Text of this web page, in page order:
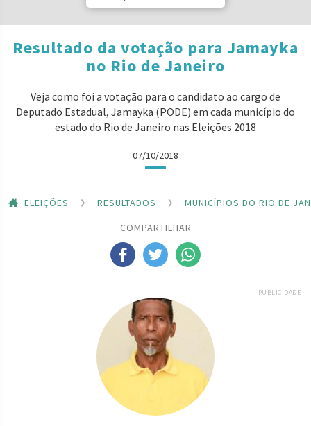
Resultado da votação para Jamayka
no Rio de Janeiro
Veja como foi a votação para o candidato ao cargo de
Deputado Estadual, Jamayka (PODE) em cada município do
estado do Rio de Janeiro nas Eleições 2018
07/10/2018
ELEIÇÕES RESULTADOS
MUNICÍPIOS DO RIO DE
COMPARTILHAR
PUBLICIDADE